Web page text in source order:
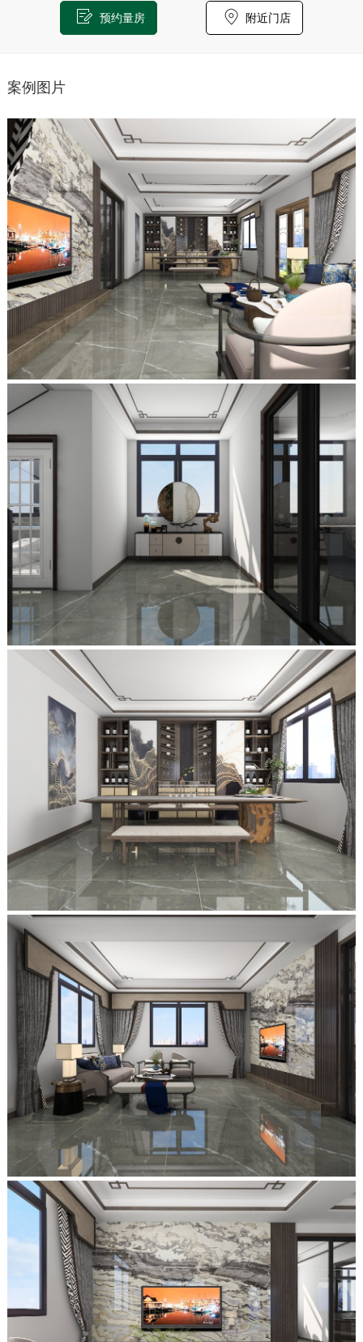
预约量房 附近门店
案例图片